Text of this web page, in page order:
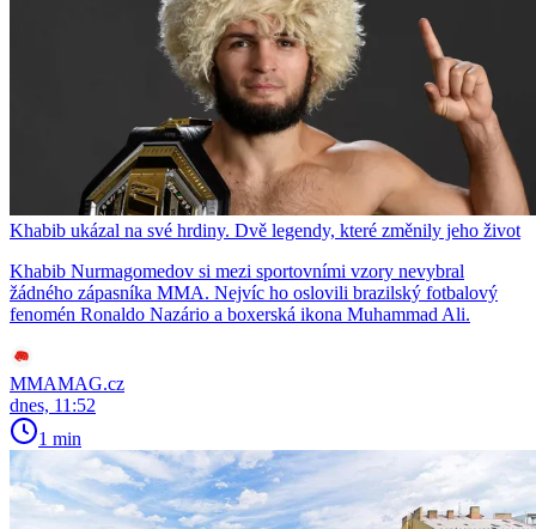
Khabib ukázal na své hrdiny. Dvě legendy, které změnily jeho život
Khabib Nurmagomedov si mezi sportovními vzory nevybral
žádného zápasníka MMA. Nejvíc ho oslovili brazilský fotbalový
fenomén Ronaldo Nazário a boxerská ikona Muhammad Ali.
MMAMAG.cz
dnes, 11:52
1 min